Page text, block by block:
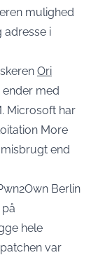
mulighed
adresse i
Ori
ender med
Microsoft har
More
end
Berlin
hele
var